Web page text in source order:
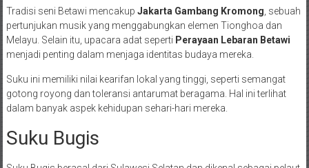
Tradisi seni Betawi mencakup Jakarta Gambang Kromong, sebuah
pertunjukan musik yang menggabungkan elemen Tionghoa dan
Melayu. Selain itu, upacara adat seperti Perayaan Lebaran Betawi
menjadi penting dalam menjaga identitas budaya mereka.
Suku ini memiliki nilai kearifan lokal yang tinggi, seperti semangat
gotong royong dan toleransi antarumat beragama. Hal ini terlihat
dalam banyak aspek kehidupan sehari-hari mereka.
Suku Bugis